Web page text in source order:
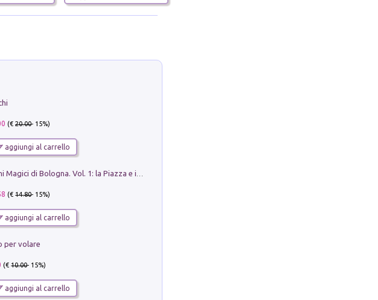
(€20.00- 15%)
aggiungi al carrello
(€14.80- 15%)
aggiungi al carrello
per volare
(€10.00- 15%)
aggiungi al carrello